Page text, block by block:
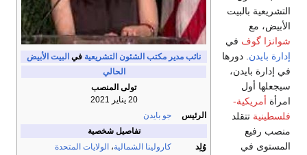
نائب مدير مكتب الشئون التشريعية في البيت الأبيض
الحالي
تولى المنصب
20 يناير 2021
الرئيس
جو بايدن
تفاصيل شخصية
وُلِد
كارولينا الشمالية، الولايات المتحدة
التشريعية بالبيت
الأبيض، مع
شوانزا گوف في
إدارة بايدن . دورها
في إدارة بايدن،
سيجعلها أول
امرأة أمريكية-
فلسطينية تتقلد
منصب رفيع
المستوى في